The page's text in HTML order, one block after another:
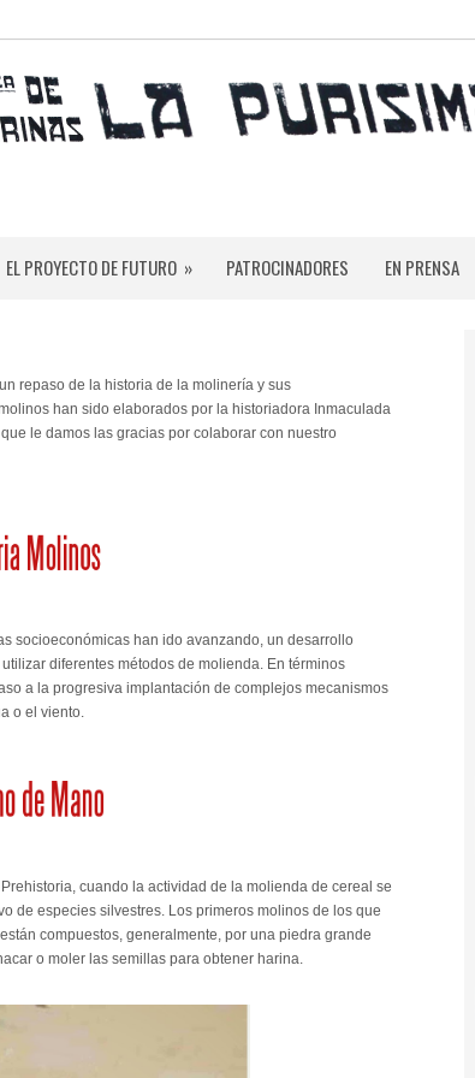
EL PROYECTO DE FUTURO » PATROCINADORES EN PRENSA
repaso de la historia de la molinería y sus
han sido elaborados por la historiadora Inmaculada
que le damos las gracias por colaborar con nuestro
socioeconómicas han ido avanzando, un desarrollo
diferentes métodos de molienda. En términos
a la progresiva implantación de complejos mecanismos
o el viento.
cuando la actividad de la molienda de cereal se
de especies silvestres. Los primeros molinos de los que
compuestos, generalmente, por una piedra grande
o moler las semillas para obtener harina.